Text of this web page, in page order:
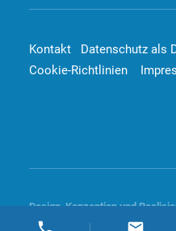
Kontakt Datenschutz als
Cookie-Richtlinien
Design, Konzeption und
4dd communication GmbH